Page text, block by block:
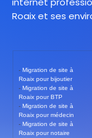
Roaix et ses
- Migration de site à
Roaix pour bijoutier
- Migration de site à
Roaix pour BTP
- Migration de site à
Roaix pour médecin
- Migration de site à
Roaix pour notaire